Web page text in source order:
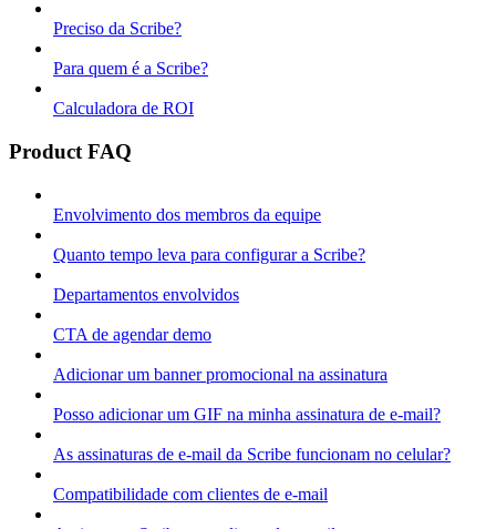
Preciso da Scribe?
Para quem é a Scribe?
Calculadora de ROI
Product FAQ
Envolvimento dos membros da equipe
Quanto tempo leva para configurar a Scribe?
Departamentos envolvidos
CTA de agendar demo
Adicionar um banner promocional na assinatura
Posso adicionar um GIF na minha assinatura de e-mail?
As assinaturas de e-mail da Scribe funcionam no celular?
Compatibilidade com clientes de e-mail